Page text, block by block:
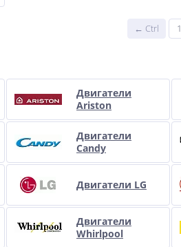
← Ctrl 1
Двигатели
Ariston
Двигатели
Candy
Двигатели LG
Двигатели
Whirlpool